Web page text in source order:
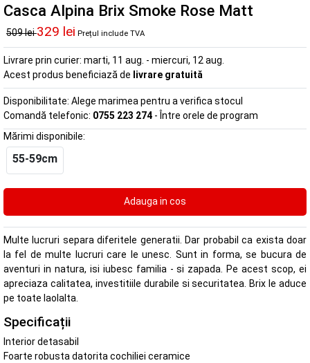
Casca Alpina Brix Smoke Rose Matt
509 lei329 lei Prețul include TVA
Livrare prin curier: marti, 11 aug. - miercuri, 12 aug.
Acest produs beneficiază de livrare gratuită
Disponibilitate: Alege marimea pentru a verifica stocul
Comandă telefonic: 0755 223 274 - Între orele de program
Mărimi disponibile:
55-59cm
Multe lucruri separa diferitele generatii. Dar probabil ca exista doar
la fel de multe lucruri care le unesc. Sunt in forma, se bucura de
aventuri in natura, isi iubesc familia - si zapada. Pe acest scop, ei
apreciaza calitatea, investitiile durabile si securitatea. Brix le aduce
pe toate laolalta.
Specificații
Interior detasabil
Foarte robusta datorita cochiliei ceramice